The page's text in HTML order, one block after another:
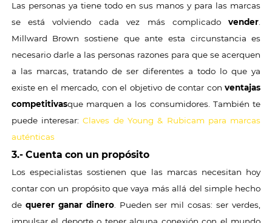
Las personas ya tiene todo en sus manos y para las marcas
se está volviendo cada vez más complicadovender
Millward Brown sostiene que ante esta circunstancia es
necesario darle a las personas razones para que se acerquen
a las marcas, tratando de ser diferentes a todo lo que ya
existe en el mercado, con el objetivo de contar conventajas
competitivasque marquen a los consumidores. También te
puede interesar:Claves de Young & Rubicam para marcas
auténticas
3.- Cuenta con un propósito
Los especialistas sostienen que las marcas necesitan hoy
contar con un propósito que vaya más allá del simple hecho
de querer ganar dinero. Pueden ser mil cosas: ser verdes,